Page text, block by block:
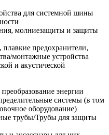
для системной шины
молниезащиты и защиты
плавкие предохранители,
монтажные устройства
и акустической
энергии
системы (в том
оборудование)
трубы/Трубы для защиты